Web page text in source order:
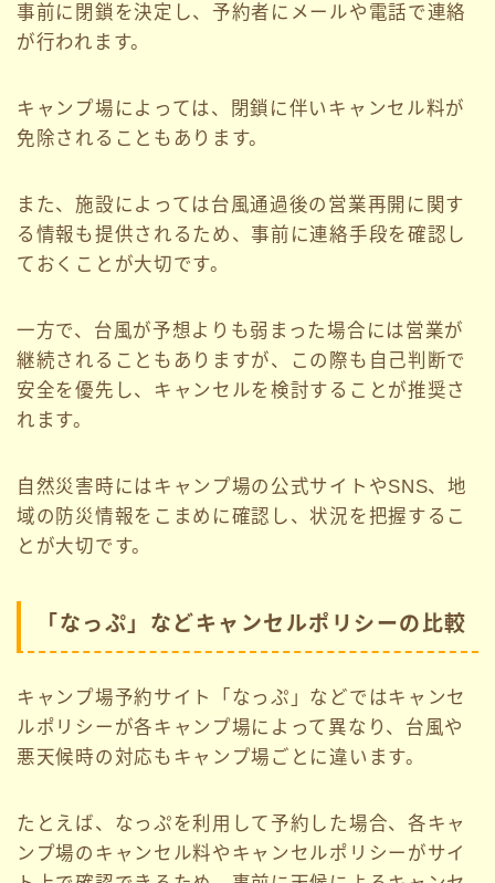
事前に閉鎖を決定し、予約者にメールや電話で連絡
が行われます。
キャンプ場によっては、閉鎖に伴いキャンセル料が
免除されることもあります。
また、施設によっては台風通過後の営業再開に関す
る情報も提供されるため、事前に連絡手段を確認し
ておくことが大切です。
一方で、台風が予想よりも弱まった場合には営業が
継続されることもありますが、この際も自己判断で
安全を優先し、キャンセルを検討することが推奨さ
れます。
自然災害時にはキャンプ場の公式サイトやSNS、地
域の防災情報をこまめに確認し、状況を把握するこ
とが大切です。
「なっぷ」などキャンセルポリシーの比較
キャンプ場予約サイト「なっぷ」などではキャンセ
ルポリシーが各キャンプ場によって異なり、台風や
悪天候時の対応もキャンプ場ごとに違います。
たとえば、なっぷを利用して予約した場合、各キャ
ンプ場のキャンセル料やキャンセルポリシーがサイ